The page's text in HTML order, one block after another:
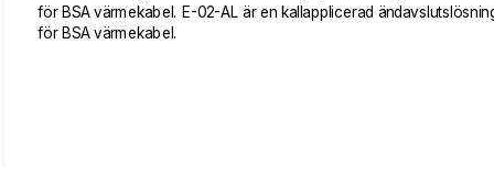
för BSA värmekabel. E-02-AL är en kallapplicerad
för BSA värmekabel.